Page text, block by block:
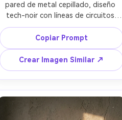
pared de metal cepillado, diseño
tech-noir con líneas de circuitos
abstractos en cromado oscuro,
fondo negro, acentos microglow
cian, tipografía geométrica audaz,
iconografía mínima, alto contraste,
reluciente de tinta metálica realista,
luz fría de estudio, fotografiado
con Canon R5, 50mm, f/2.5, detalle
nítido y reflejos limpios --ar 4:5
Copiar Prompt
Crear Imagen Similar ↗